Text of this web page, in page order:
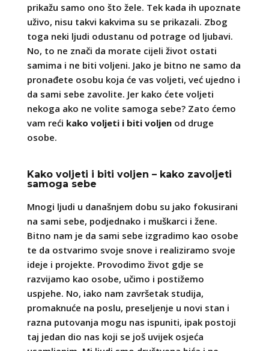
prikažu samo ono što žele. Tek kada ih upoznate
uživo, nisu takvi kakvima su se prikazali. Zbog
toga neki ljudi odustanu od potrage od ljubavi.
No, to ne znači da morate cijeli život ostati
samima i ne biti voljeni. Jako je bitno ne samo da
pronađete osobu koja će vas voljeti, već ujedno i
da sami sebe zavolite. Jer kako ćete voljeti
nekoga ako ne volite samoga sebe? Zato ćemo
vam reći kako voljeti i biti voljenod druge
osobe.
Kako voljeti i biti voljen – kako zavoljeti
samoga sebe
Mnogi ljudi u današnjem dobu su jako fokusirani
na sami sebe, podjednako i muškarci i žene.
Bitno nam je da sami sebe izgradimo kao osobe
te da ostvarimo svoje snove i realiziramo svoje
ideje i projekte. Provodimo život gdje se
razvijamo kao osobe, učimo i postižemo
uspjehe. No, iako nam završetak studija,
promaknuće na poslu, preseljenje u novi stan i
razna putovanja mogu nas ispuniti, ipak postoji
taj jedan dio nas koji se još uvijek osjeća